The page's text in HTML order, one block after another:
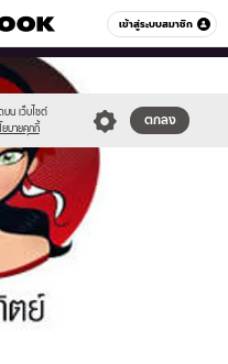
เข้าสู่ระบบสมาชิก
หมวดอื่นๆ
บน เว็บไซต์
ยบายคุกกี้
ตกลง